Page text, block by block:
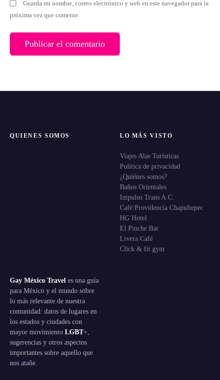
Guarda mi nombre, correo electrónico y web en este navegador para la
próxima vez que comente.
QUIENES SOMOS
Gay México Travel es una guía
para México y el mundo sobre
lo más relevante de nuestra
comunidad: datos de lugares en
los estados y ciudades con
mayor movimiento LGBT+,
sugerencias y otros aspectos
importantes sobre aquello que
nos atañe.
LO MÁS VISTO
Viajes Alas Turísticas
Política de privacidad
¿Quiénes somos?
Baños Orientales
Impulso Trans A.C.
Café Providencia Chapultepec
HG Hotel
El Pinche Bar
Livera Café
Click & fit gym